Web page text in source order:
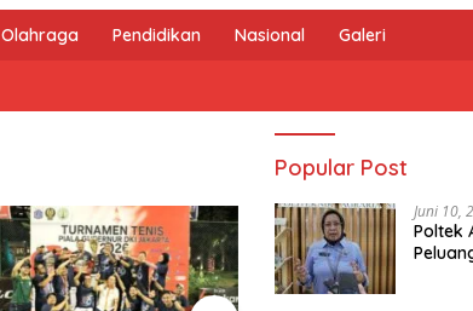
Olahraga Pendidikan Nasional Galeri
Popular Post
Juni 10,
Poltek